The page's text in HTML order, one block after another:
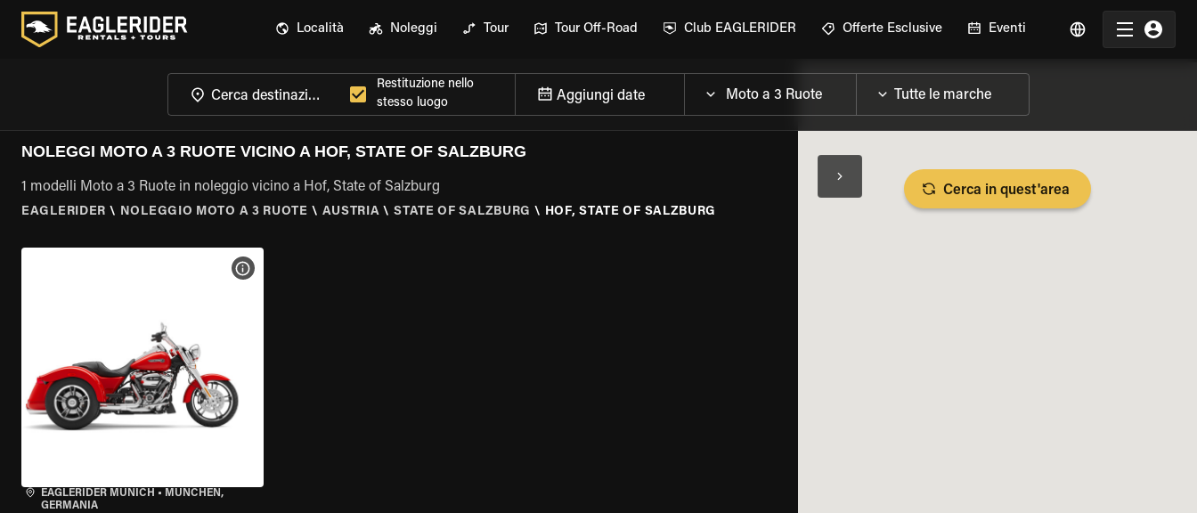
Località Noleggi Tour Tour Off-Road Club EAGLERIDER Offerte Esclusive Eventi
Restituzione nello
stesso luogo
Aggiungi date
NOLEGGI MOTO A 3 RUOTE VICINO A HOF, STATE OF SALZBURG
1 modelli Moto a 3 Ruote in noleggio vicino a Hof, State of Salzburg
EAGLERIDER \ NOLEGGIO MOTO A 3 RUOTE \ AUSTRIA \ STATE OF SALZBURG \ HOF, STATE OF SALZBURG
EAGLERIDER MUNICH • MÜNCHEN,
GERMANIA
VISUALIZZA SPECIFICHE DELLA MOTO
Cerca in quest'area